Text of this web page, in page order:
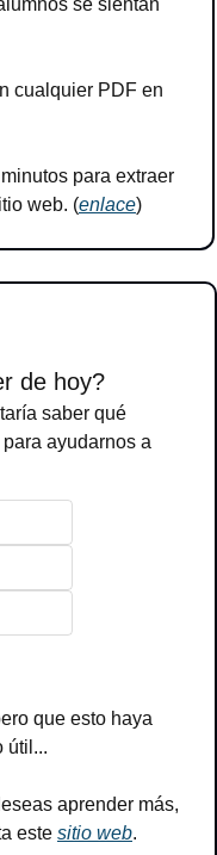
cualquier PDF en
para extraer
web. (enlace)
de hoy?
saber qué
ayudarnos a
que esto haya
útil...
aprender más,
este sitio web.